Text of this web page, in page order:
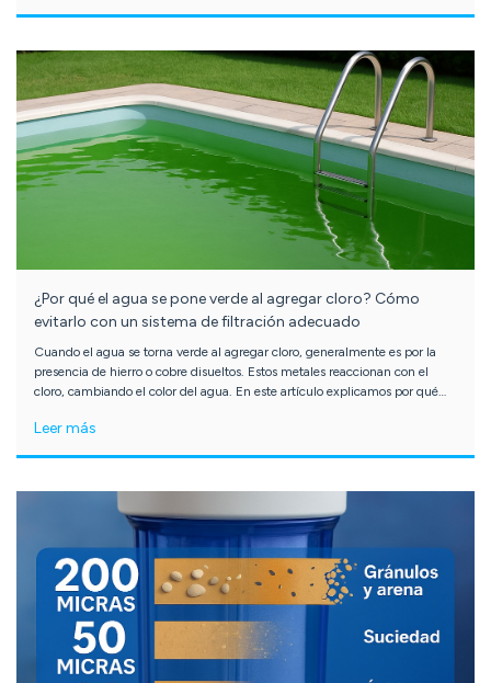
¿Por qué el agua se pone verde al agregar cloro? Cómo
evitarlo con un sistema de filtración adecuado
Cuando el agua se torna verde al agregar cloro, generalmente es por la
presencia de hierro o cobre disueltos. Estos metales reaccionan con el
cloro, cambiando el color del agua. En este artículo explicamos por qué
sistema actual con etapas como Katalox Light para evitar este problema,
Leer más